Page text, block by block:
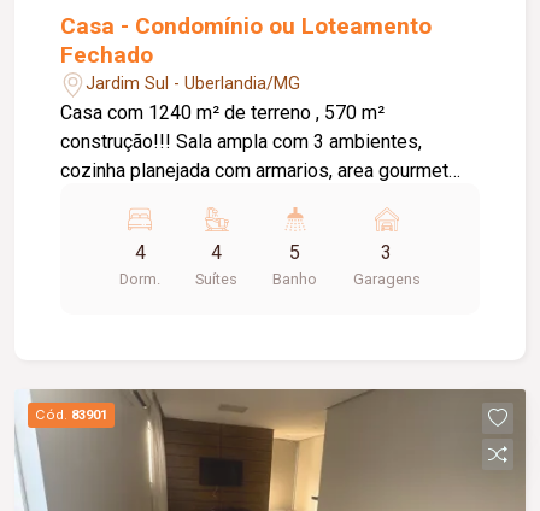
Casa - Condomínio ou Loteamento
Fechado
Jardim Sul - Uberlandia/MG
Casa com 1240 m² de terreno , 570 m²
construção!!! Sala ampla com 3 ambientes,
cozinha planejada com armarios, area gourmet
escritorios todos com planejados e suite
principal na parte terrea!!! R$ 7.500.000
ALAMEDA IRENE 60
4
Dorm.
4
Suítes
5
Banho
3
Garagens
Cód. 83901